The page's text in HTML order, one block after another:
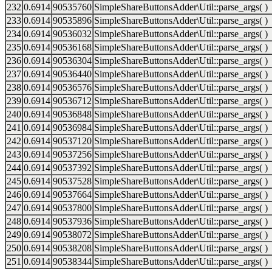
232 0.6914 90535760 SimpleShareButtonsAdder\Util::parse_args( )
233 0.6914 90535896 SimpleShareButtonsAdder\Util::parse_args( )
234 0.6914 90536032 SimpleShareButtonsAdder\Util::parse_args( )
235 0.6914 90536168 SimpleShareButtonsAdder\Util::parse_args( )
236 0.6914 90536304 SimpleShareButtonsAdder\Util::parse_args( )
237 0.6914 90536440 SimpleShareButtonsAdder\Util::parse_args( )
238 0.6914 90536576 SimpleShareButtonsAdder\Util::parse_args( )
239 0.6914 90536712 SimpleShareButtonsAdder\Util::parse_args( )
240 0.6914 90536848 SimpleShareButtonsAdder\Util::parse_args( )
241 0.6914 90536984 SimpleShareButtonsAdder\Util::parse_args( )
242 0.6914 90537120 SimpleShareButtonsAdder\Util::parse_args( )
243 0.6914 90537256 SimpleShareButtonsAdder\Util::parse_args( )
244 0.6914 90537392 SimpleShareButtonsAdder\Util::parse_args( )
245 0.6914 90537528 SimpleShareButtonsAdder\Util::parse_args( )
246 0.6914 90537664 SimpleShareButtonsAdder\Util::parse_args( )
247 0.6914 90537800 SimpleShareButtonsAdder\Util::parse_args( )
248 0.6914 90537936 SimpleShareButtonsAdder\Util::parse_args( )
249 0.6914 90538072 SimpleShareButtonsAdder\Util::parse_args( )
250 0.6914 90538208 SimpleShareButtonsAdder\Util::parse_args( )
251 0.6914 90538344 SimpleShareButtonsAdder\Util::parse_args( )